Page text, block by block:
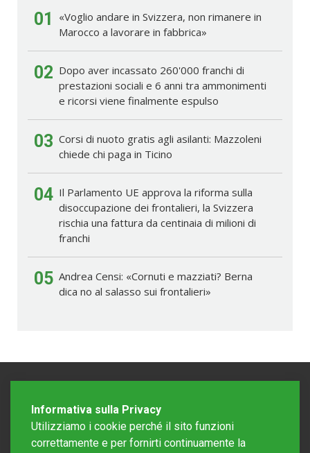
01
«Voglio andare in Svizzera, non rimanere in
Marocco a lavorare in fabbrica»
02 Dopo aver incassato 260'000 franchi di
prestazioni sociali e 6 anni tra ammonimenti
e ricorsi viene finalmente espulso
03 Corsi di nuoto gratis agli asilanti: Mazzoleni
chiede chi paga in Ticino
04 Il Parlamento UE approva la riforma sulla
disoccupazione dei frontalieri, la Svizzera
rischia una fattura da centinaia di milioni di
franchi
05 Andrea Censi: «Cornuti e mazziati? Berna
dica no al salasso sui frontalieri»
Informativa sulla Privacy
Utilizziamo i cookie perché il sito funzioni
correttamente e per fornirti continuamente la